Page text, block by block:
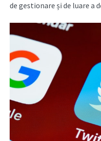
de gestionare și de luare a